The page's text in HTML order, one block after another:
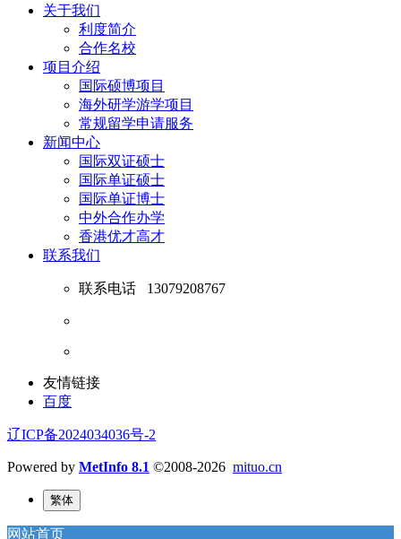
关于我们
利度简介
合作名校
项目介绍
国际硕博项目
海外研学游学项目
常规留学申请服务
新闻中心
国际双证硕士
国际单证硕士
国际单证博士
中外合作办学
香港优才高才
联系我们
联系电话 13079208767
友情链接
百度
辽ICP备2024034036号-2
Powered by MetInfo 8.1 ©2008-2026 mituo.cn
繁体
网站首页